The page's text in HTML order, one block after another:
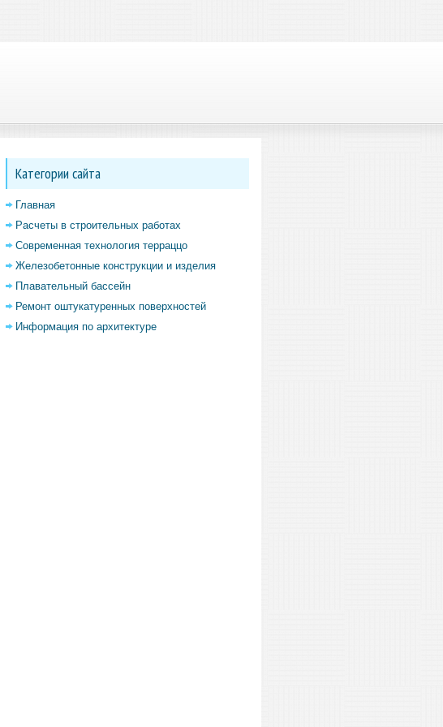
Категории сайта
Главная
Расчеты в строительных работах
Современная технология терраццо
Железобетонные конструкции и изделия
Плавательный бассейн
Ремонт оштукатуренных поверхностей
Информация по архитектуре